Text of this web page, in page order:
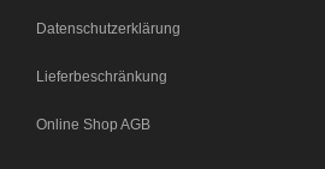
Datenschutzerklärung
Lieferbeschränkung
Online Shop AGB